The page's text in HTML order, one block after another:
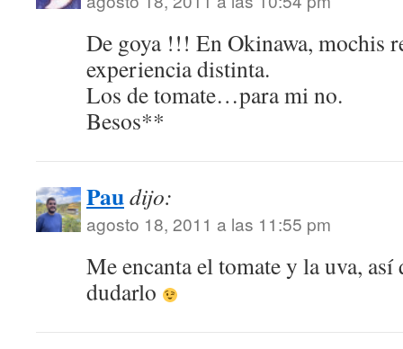
De goya !!! En Okinawa, mochis
experiencia distinta.
Los de tomate…para mi no.
Besos**
Paudijo:
agosto 18, 2011 a las 11:55 pm
Me encanta el tomate y la uva,
dudarlo